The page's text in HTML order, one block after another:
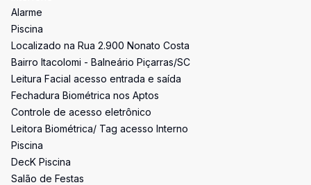
Alarme
Piscina
Localizado na Rua 2.900 Nonato Costa
Bairro Itacolomi - Balneário Piçarras/SC
Leitura Facial acesso entrada e saída
Fechadura Biométrica nos Aptos
Controle de acesso eletrônico
Leitora Biométrica/ Tag acesso Interno
Piscina
DecK Piscina
Salão de Festas